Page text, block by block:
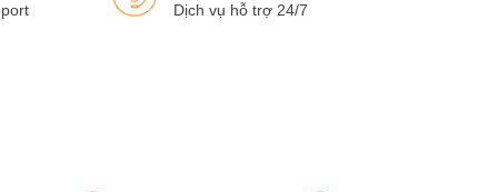
Dịch vụ hỗ trợ 24/7